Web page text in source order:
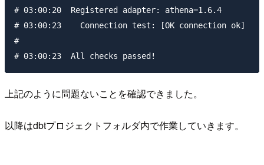
# 03:00:20  Registered adapter: athena=1.6.4
# 03:00:23    Connection test: [OK connection ok]
#
上記のように問題ないことを確認できました。
以降はdbtプロジェクトフォルダ内で作業していきます。